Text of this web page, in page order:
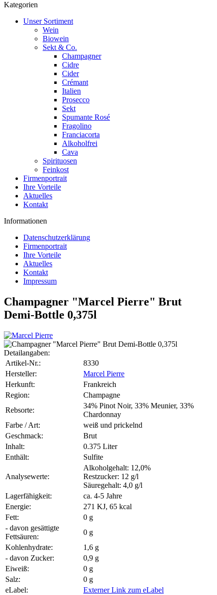
Kategorien
Unser Sortiment
Wein
Biowein
Sekt & Co.
Champagner
Cidre
Cider
Crémant
Italien
Prosecco
Sekt
Spumante Rosé
Fragolino
Franciacorta
Alkoholfrei
Cava
Spirituosen
Feinkost
Firmenportrait
Ihre Vorteile
Aktuelles
Kontakt
Informationen
Datenschutzerklärung
Firmenportrait
Ihre Vorteile
Aktuelles
Kontakt
Impressum
Champagner "Marcel Pierre" Brut
Demi-Bottle 0,375l
Detailangaben:
Artikel-Nr.:
8330
Hersteller:
Marcel Pierre
Herkunft:
Frankreich
Region:
Champagne
Rebsorte:
34% Pinot Noir, 33% Meunier, 33%
Chardonnay
Farbe / Art:
weiß und prickelnd
Geschmack:
Brut
Inhalt:
0.375 Liter
Enthält:
Sulfite
Analysewerte:
Alkoholgehalt: 12,0%
Restzucker: 12 g/l
Säuregehalt: 4,0 g/l
Lagerfähigkeit:
ca. 4-5 Jahre
Energie:
271 KJ, 65 kcal
Fett:
0 g
- davon gesättigte
Fettsäuren:
0 g
Kohlenhydrate:
1,6 g
- davon Zucker:
0,9 g
Eiweiß:
0 g
Salz:
0 g
eLabel:
Externer Link zum eLabel